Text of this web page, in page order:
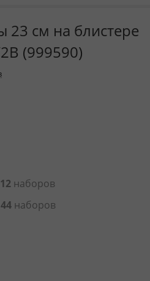
23 см на блистере
(999590)
12 наборов
наборов